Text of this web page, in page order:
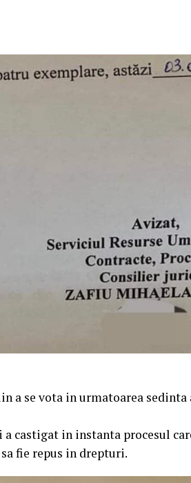
a se vota in urmatoarea
castigat in instanta procesul
fie repus in drepturi.